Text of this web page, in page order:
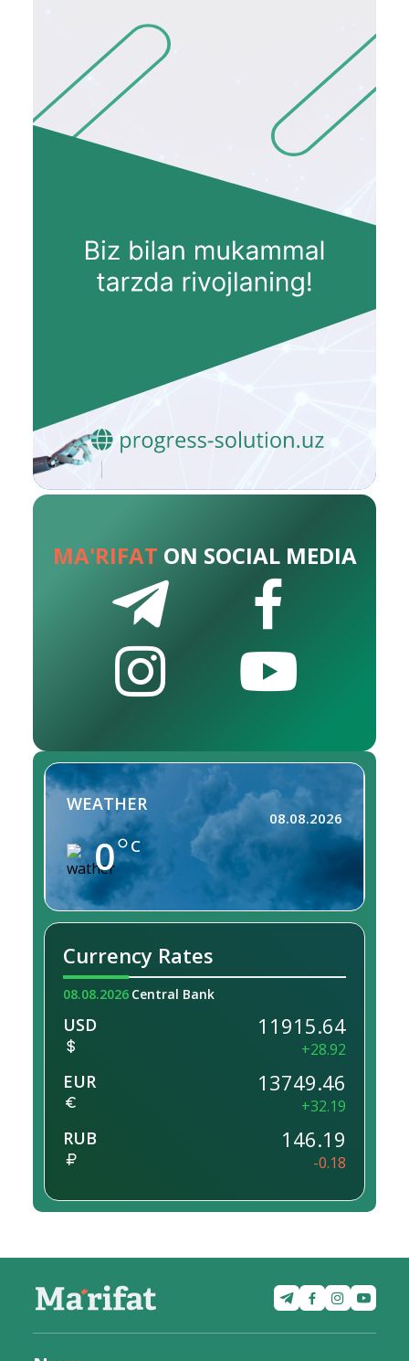
MA'RIFAT ON SOCIAL MEDIA
WEATHER
0 C
08.08.2026
Currency Rates
08.08.2026 Central Bank
USD 11915.64
+28.92
EUR 13749.46
+32.19
RUB 146.19
-0.18